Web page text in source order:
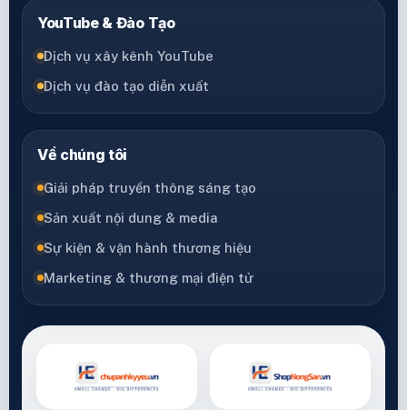
YouTube & Đào Tạo
Dịch vụ xây kênh YouTube
Dịch vụ đào tạo diễn xuất
Về chúng tôi
Giải pháp truyền thông sáng tạo
Sản xuất nội dung & media
Sự kiện & vận hành thương hiệu
Marketing & thương mại điện tử